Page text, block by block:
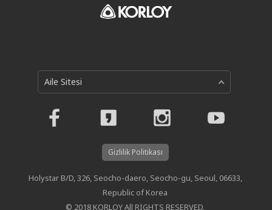
Gizlilik Politikası
Holystar B/D, 326, Seocho-daero, Seocho-gu, Seoul, 06633,
Republic of Korea
© 2018 KORLOY All RIGHTS RESERVED.
Aile Sitesi